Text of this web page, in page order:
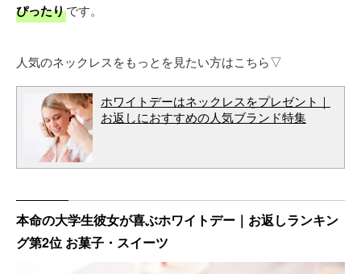
ぴったりです。
人気のネックレスをもっとを見たい方はこちら▽
ホワイトデーはネックレスをプレゼント｜
お返しにおすすめの人気ブランド特集
本命の大学生彼女が喜ぶホワイトデー｜お返しランキン
グ第2位 お菓子・スイーツ